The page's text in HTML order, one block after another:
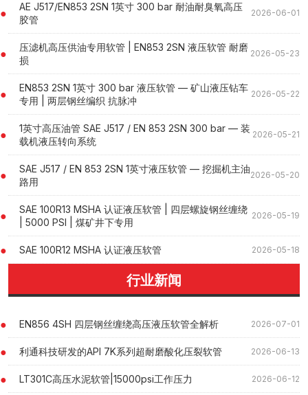
AE J517/EN853 2SN 1英寸 300 bar 耐油耐臭氧高压
胶管
2026-06-01
压滤机高压供油专用软管 | EN853 2SN 液压软管 耐磨
损
2026-05-23
EN853 2SN 1英寸 300 bar 液压软管 — 矿山液压钻车
专用 | 两层钢丝编织 抗脉冲
2026-05-22
1英寸高压油管 SAE J517 / EN 853 2SN 300 bar — 装
载机液压转向系统
2026-05-21
SAE J517 / EN 853 2SN 1英寸液压软管 — 挖掘机主油
路用
2026-05-20
SAE 100R13 MSHA 认证液压软管 | 四层螺旋钢丝缠绕
| 5000 PSI | 煤矿井下专用
2026-05-19
SAE 100R12 MSHA 认证液压软管 2026-05-18
行业新闻
EN856 4SH 四层钢丝缠绕高压液压软管全解析 2026-07-01
利通科技研发的API 7K系列超耐磨酸化压裂软管 2026-06-13
LT301C高压水泥软管|15000psi工作压力 2026-06-12